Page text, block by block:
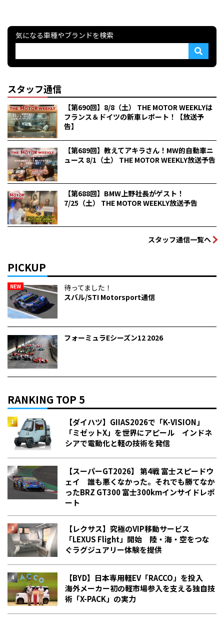
気になる車種やブランドを検索
スタッフ通信
【第690回】8/8（土） THE MOTOR WEEKLYは
フランス＆ドイツの新車レポート！【放送予
告】
【第689回】教えてアキラさん！MW的自動車ニ
ュース 8/1（土） THE MOTOR WEEKLY放送予告
【第688回】BMW上野社長がゲスト！
7/25（土） THE MOTOR WEEKLY放送予告
スタッフ通信一覧へ
PICKUP
NEW
待ってました！
スバル/STI Motorsport通信
フォーミュラEシーズン12 2026
RANKING TOP 5
【ダイハツ】GIIAS2026で「K-VISION」
「ミゼットX」を世界にアピール インドネ
シアで電動化と軽の技術を発信
【スーパーGT2026】 第4戦 富士スピードウ
ェイ 誰も悪くなかった。それでも勝てなか
った――BRZ GT300 富士300kmインサイドレポ
ート
【レクサス】究極のVIP移動サービス
「LEXUS Flight」開始 陸・海・空をつな
ぐラグジュアリー体験を提供
【BYD】日本専用軽EV「RACCO」を投入
海外メーカー初の軽市場参入を支える独自技
術「X-PACK」の実力